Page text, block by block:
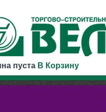
пуста В Корзину